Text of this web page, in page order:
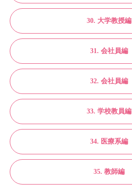
30. 大学教授編
31. 会社員編
32. 会社員編
33. 学校教員編
34. 医療系編
35. 教師編